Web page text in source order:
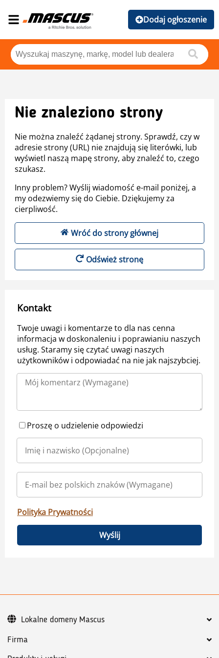
Dodaj ogłoszenie
Nie znaleziono strony
Nie można znaleźć żądanej strony. Sprawdź, czy w
adresie strony (URL) nie znajdują się literówki, lub
wyświetl naszą mapę strony, aby znaleźć to, czego
szukasz.
Inny problem? Wyślij wiadomość e-mail poniżej, a
my odezwiemy się do Ciebie. Dziękujemy za
cierpliwość.
Wróć do strony głównej
Odśwież stronę
Kontakt
Twoje uwagi i komentarze to dla nas cenna
informacja w doskonaleniu i poprawianiu naszych
usług. Staramy się czytać uwagi naszych
użytkowników i odpowiadać na nie jak najszybciej.
Proszę o udzielenie odpowiedzi
Polityka Prywatności
Wyślij
Firma
Lokalne domeny Mascus